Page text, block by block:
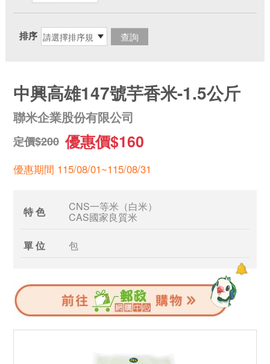
排序
中興高雄147號芋香米-1.5公斤
聯米企業股份有限公司
定價$200 優惠價$160
優惠期間 115/08/01~115/08/31
特 色 CNS一等米（白米）
CAS國家良質米
單 位 包